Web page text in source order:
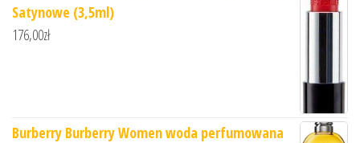
Satynowe (3,5ml)
176,00zł
Burberry Burberry Women woda perfumowana